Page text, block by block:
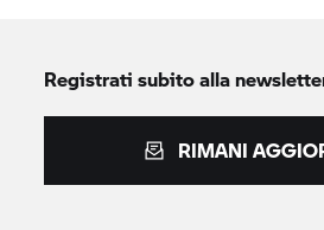
Registrati subito alla
RIMANI